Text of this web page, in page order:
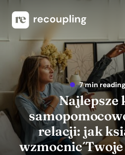
7 min
Najlepsze
relacji: jak
wzmocnić